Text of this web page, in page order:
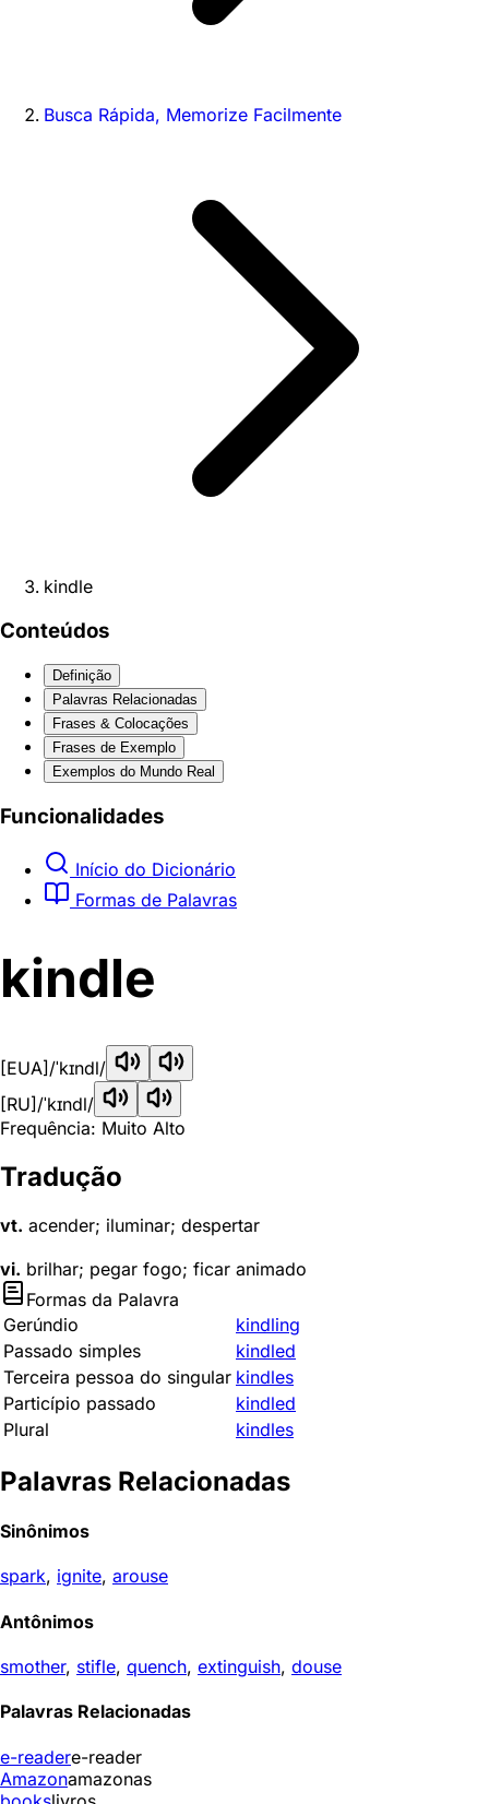
Busca Rápida, Memorize Facilmente
kindle
Conteúdos
Definição
Palavras Relacionadas
Frases & Colocações
Frases de Exemplo
Exemplos do Mundo Real
Funcionalidades
Início do Dicionário
Formas de Palavras
kindle
[EUA] /ˈkɪndl/
[RU] /ˈkɪndl/
Frequência: Muito Alto
Tradução
vt. acender; iluminar; despertar
vi. brilhar; pegar fogo; ficar animado
Formas da Palavra
Gerúndio
kindling
Passado simples
kindled
Terceira pessoa do singular kindles
Particípio passado
kindled
Plural
kindles
Palavras Relacionadas
Sinônimos
spark, ignite, arouse
Antônimos
smother, stifle, quench, extinguish, douse
Palavras Relacionadas
e-readere-reader
Amazonamazonas